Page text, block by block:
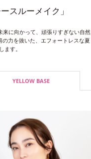
スルーメイク」
来に向かって、頑張りすぎない自然
の力を抜いた、エフォートレスな夏
す。
YELLOW BASE